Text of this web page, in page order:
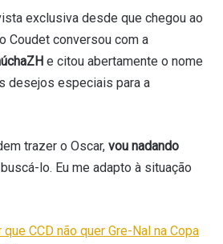
exclusiva desde que chegou ao
Coudet conversou com a
e citou abertamente o nome
desejos especiais para a
trazer o Oscar, vou nadando
lo. Eu me adapto à situação
CCD não quer Gre-Nal na Copa